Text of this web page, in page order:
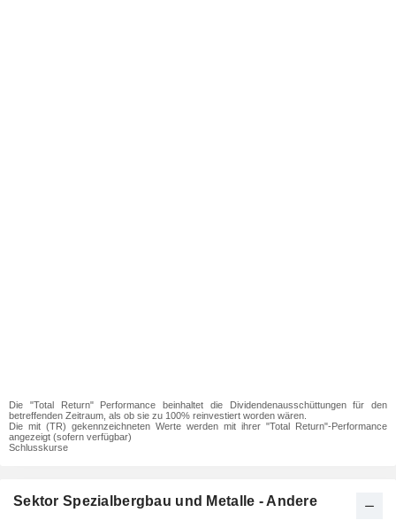
Die "Total Return" Performance beinhaltet die Dividendenausschüttungen für den
betreffenden Zeitraum, als ob sie zu 100% reinvestiert worden wären.
Die mit (TR) gekennzeichneten Werte werden mit ihrer "Total Return"-Performance
angezeigt (sofern verfügbar)
Schlusskurse
Sektor Spezialbergbau und Metalle - Andere